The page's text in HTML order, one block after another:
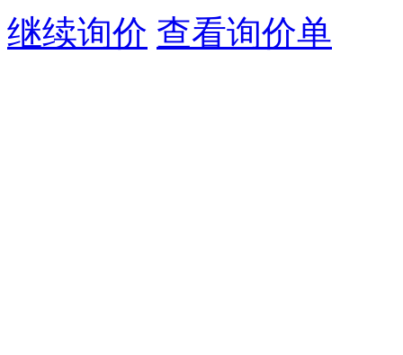
继续询价 查看询价单